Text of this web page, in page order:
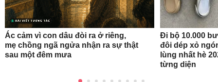
Ác cảm vì con dâu đòi ra ở riêng,
mẹ chồng ngã ngửa nhận ra sự thật
sau một đêm mưa
Đi bộ 10.000
đôi dép xỏ
lùng nhất hè
từng diện